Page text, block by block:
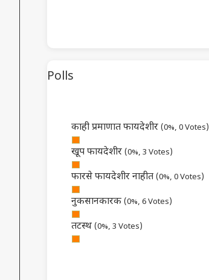
Polls
काही प्रमाणात फायदेशीर (0%, 0 Votes)
खूप फायदेशीर (0%, 3 Votes)
फारसे फायदेशीर नाहीत (0%, 0 Votes)
नुकसानकारक (0%, 6 Votes)
तटस्थ (0%, 3 Votes)